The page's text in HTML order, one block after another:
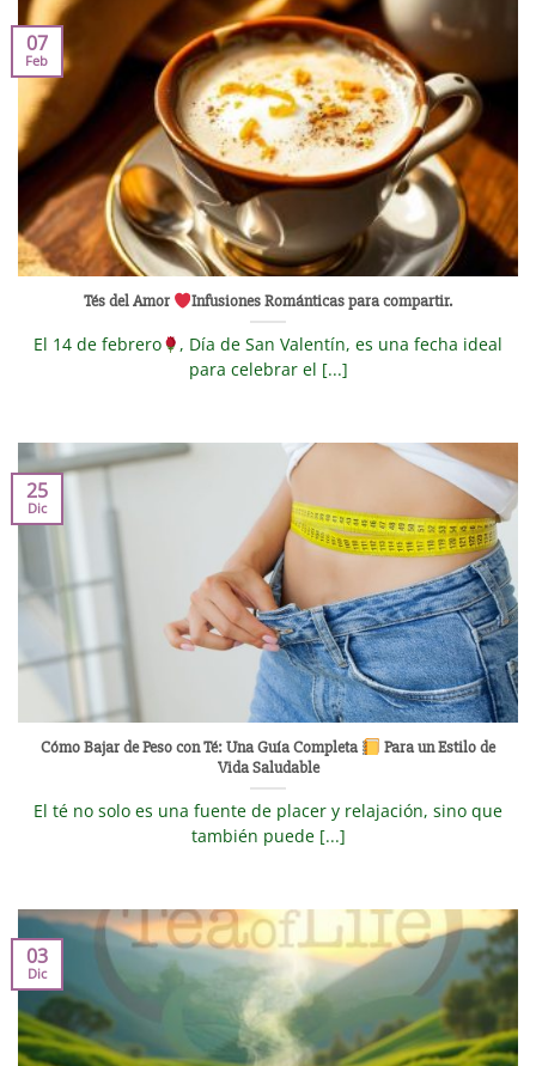
Tés del Amor Infusiones Románticas para compartir.
El 14 de febrero
, Día de San Valentín, es una fecha ideal
para celebrar el [...]
07
Feb
Cómo Bajar de Peso con Té: Una Guía Completa
Para un Estilo de
Vida Saludable
El té no solo es una fuente de placer y relajación, sino que
también puede [...]
25
Dic
03
Dic